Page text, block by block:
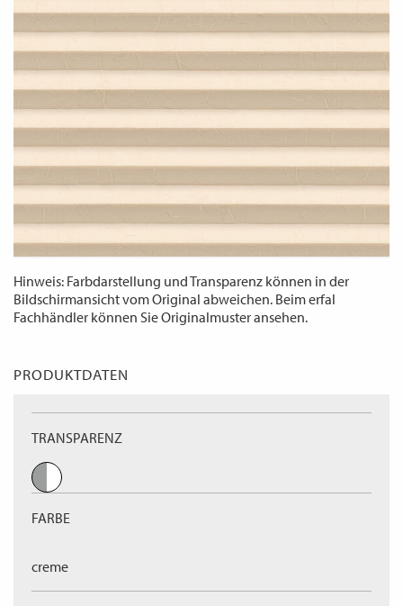
WECHSELN
DE
Hinweis: Farbdarstellung und Transparenz können in der
Bildschirmansicht vom Original abweichen. Beim erfal
Fachhändler können Sie Originalmuster ansehen.
PRODUKTDATEN
TRANSPARENZ
FARBE
creme